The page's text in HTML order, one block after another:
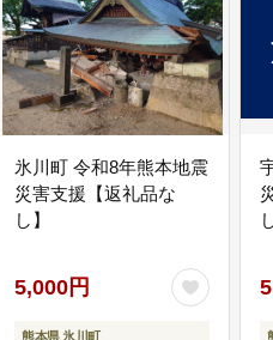
氷川町 令和8年熊本地震
災害支援【返礼品な
し】
5,000円
熊本県 氷川町